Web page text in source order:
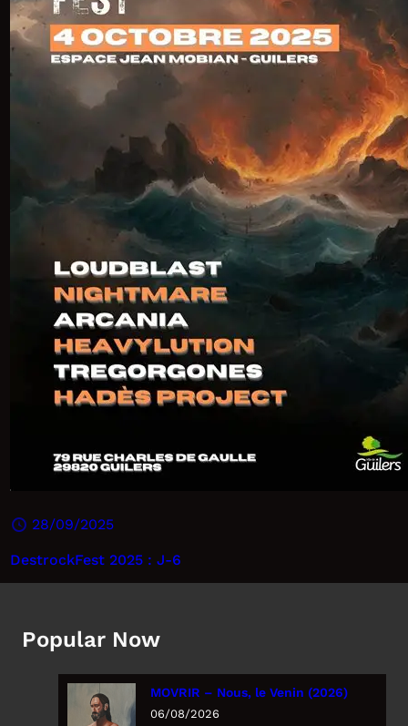
28/09/2025
DestrockFest 2025 : J-6
Popular Now
MOVRIR – Nous, le Venin (2026)
06/08/2026